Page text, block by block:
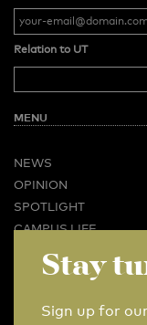
Relation to UT
MENU
NEWS
OPINION
SPOTLIGHT
CAMPUS LIFE
VIDEO
BUSINESS & CAREER
Stay
Sign up for